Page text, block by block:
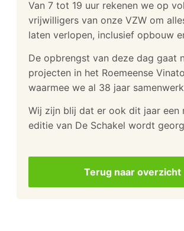
Van 7 tot 19 uur rekenen we op
vrijwilligers van onze VZW om
laten verlopen, inclusief opbouw
De opbrengst van deze dag gaat
projecten in het Roemeense
waarmee we al 38 jaar
Wij zijn blij dat er ook dit jaar een
editie van De Schakel wordt
Terug naar overzicht